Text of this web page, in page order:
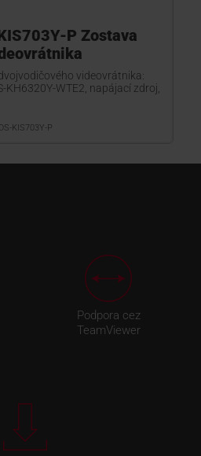
P Zostava
videovrátnika:
KH6320Y-WTE2, napájací zdroj,
DS-KIS703Y-P
Podpora cez
TeamViewer